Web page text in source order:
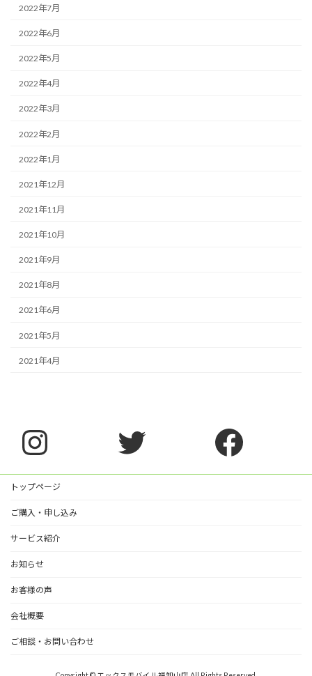
2022年7月
2022年6月
2022年5月
2022年4月
2022年3月
2022年2月
2022年1月
2021年12月
2021年11月
2021年10月
2021年9月
2021年8月
2021年6月
2021年5月
2021年4月
InstagramTwitter
トップページ
ご購入・申し込み
サービス紹介
お知らせ
お客様の声
会社概要
ご相談・お問い合わせ